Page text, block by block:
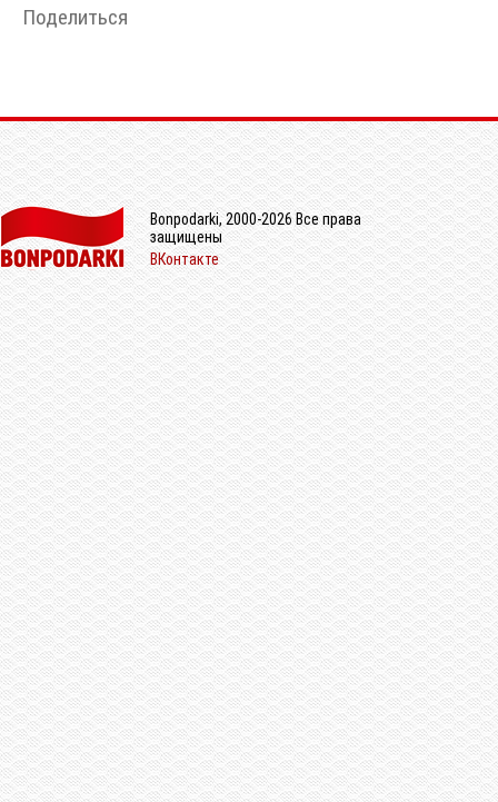
Поделиться
Bonpodarki, 2000-2026 Все права
защищены
ВКонтакте